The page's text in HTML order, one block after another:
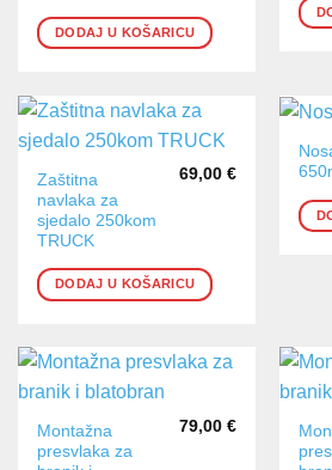
DODAJ U KOŠARICU
Zaštitna
navlaka za
sjedalo 250kom
TRUCK
69,00 €
DODAJ U KOŠARICU
Montažna
presvlaka za
79,00 €